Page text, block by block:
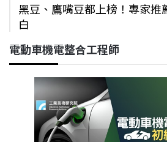
黑豆、鷹嘴豆都上榜！專家推
白
電動車機電整合工程師